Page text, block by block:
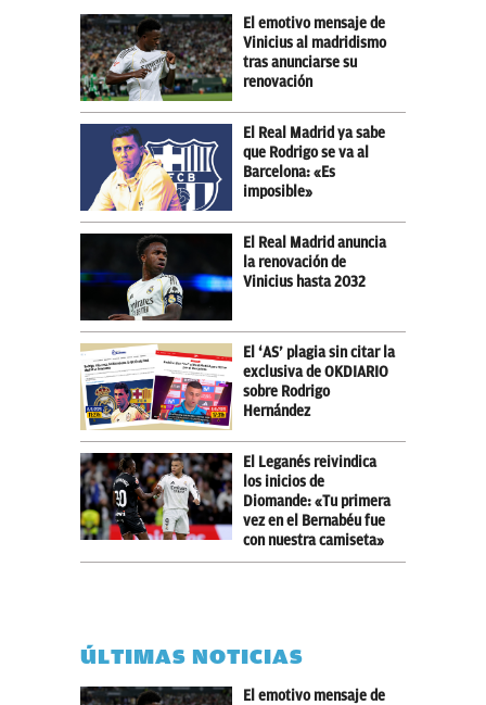
El emotivo mensaje de
Vinicius al madridismo
tras anunciarse su
renovación
El Real Madrid ya sabe
que Rodrigo se va al
Barcelona: «Es
imposible»
El Real Madrid anuncia
la renovación de
Vinicius hasta 2032
El ‘AS’ plagia sin citar la
exclusiva de OKDIARIO
sobre Rodrigo
Hernández
El Leganés reivindica
los inicios de
Diomande: «Tu primera
vez en el Bernabéu fue
con nuestra camiseta»
ÚLTIMAS NOTICIAS
El emotivo mensaje de